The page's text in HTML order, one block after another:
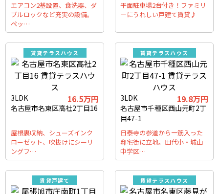
エアコン2基設置、食洗器、ダ
ブルロックなど充実の設備。
ペッ…
平面駐車場2台付き！ファミリ
ーにうれしい戸建て賃貸♪
賃貸テラスハウス
3LDK 16.5万円
名古屋市名東区高社2丁目16
屋根裏収納、シューズインク
ローゼット、吹抜けにシーリ
ングフ…
賃貸テラスハウス
3LDK 19.8万円
名古屋市千種区西山元町2丁
目47-1
日泰寺の参道から一筋入った
邸宅街に立地。田代小・城山
中学区…
賃貸戸建て 賃貸テラスハウス